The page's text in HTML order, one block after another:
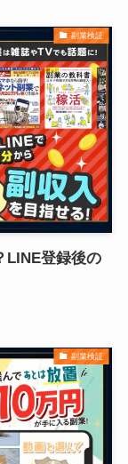
副業検証
登録後の
副業検証